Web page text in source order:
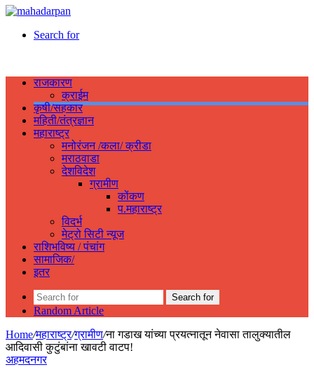
Search for
राजकारण
क्राईम
कृषी/सहकार
महिती/तंत्रज्ञान
महाराष्ट्र
मनोरंजन /कला/ क्रीडा
मराठवाडा
देशविदेश
ग्रामीण
कोंकण
प.महाराष्ट्र
विदर्भ
मेट्रो सिटी न्यूज
राशिभविष्य / पंचांग
सामाजिक/
इतर
Search for
Random Article
Home/महाराष्ट्र/ग्रामीण/ना गडाख यांच्या प्रयत्नातून नेवासा तालुक्यातील
आदिवासी कुटुंबांना खावटी वाटप!
अहमदनगर